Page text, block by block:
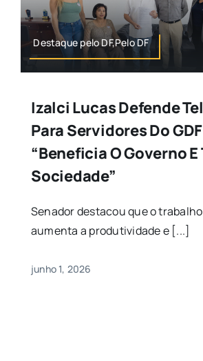
Destaque pelo DF,Pelo DF
Izalci Lucas Defende
Para Servidores Do
“Beneficia O Governo E
Sociedade”
Senador destacou que o
aumenta a produtividade e [...]
junho 1, 2026